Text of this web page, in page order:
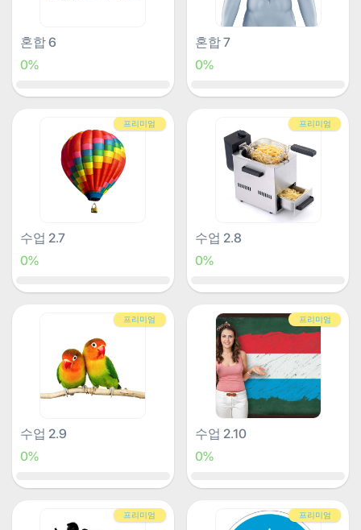
혼합 6
0%
혼합 7
0%
프리미엄
수업 2.7
0%
프리미엄
수업 2.8
0%
프리미엄
수업 2.9
0%
프리미엄
수업 2.10
0%
프리미엄 프리미엄